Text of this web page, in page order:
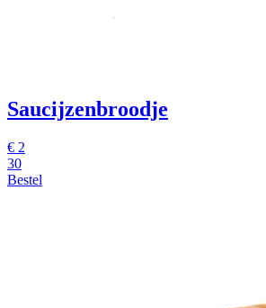
Saucijzenbroodje
€ 2
30
Bestel